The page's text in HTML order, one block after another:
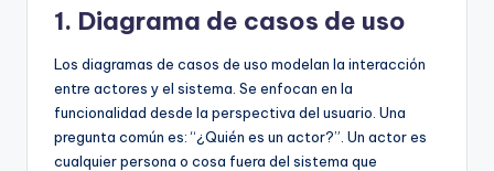
1. Diagrama de casos de uso
Los diagramas de casos de uso modelan la interacción
entre actores y el sistema. Se enfocan en la
funcionalidad desde la perspectiva del usuario. Una
pregunta común es: “¿Quién es un actor?”. Un actor es
cualquier persona o cosa fuera del sistema que